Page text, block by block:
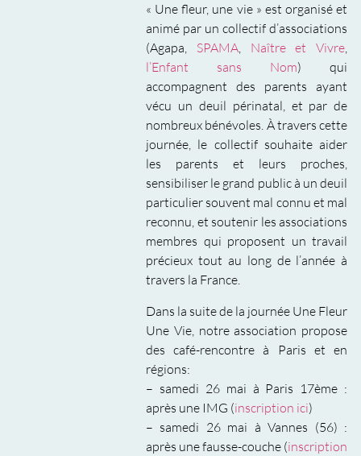
« Une fleur, une vie » est organisé et
animé par un collectif d’associations
(Agapa, SPAMA, Naître et Vivre,
l’Enfant sans Nom) qui
accompagnent des parents ayant
vécu un deuil périnatal, et par de
nombreux bénévoles. À travers cette
journée, le collectif souhaite aider
les parents et leurs proches,
sensibiliser le grand public à un deuil
particulier souvent mal connu et mal
reconnu, et soutenir les associations
membres qui proposent un travail
précieux tout au long de l’année à
travers la France.
Dans la suite de la journée Une Fleur
Une Vie, notre association propose
des café-rencontre à Paris et en
régions:
– samedi 26 mai à Paris 17ème :
après une IMG (inscription ici)
– samedi 26 mai à Vannes (56) :
après une fausse-couche (inscription